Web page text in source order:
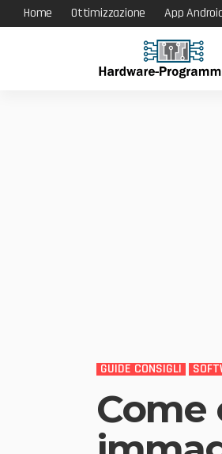
Home Ottimizzazione App
GUIDE CONSIGLI
Come